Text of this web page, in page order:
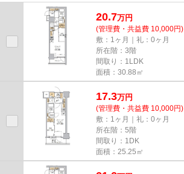
となっておりますので、内見の...
20.7万円
(管理費・共益費 10,000円)
敷：1ヶ月｜礼：0ヶ月
所在階：3階
間取り：1LDK
面積：30.88㎡
17.3万円
(管理費・共益費 10,000円)
敷：1ヶ月｜礼：0ヶ月
所在階：5階
間取り：1DK
面積：25.25㎡